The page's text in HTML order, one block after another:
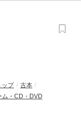
ップ
古本
ム・CD・DVD